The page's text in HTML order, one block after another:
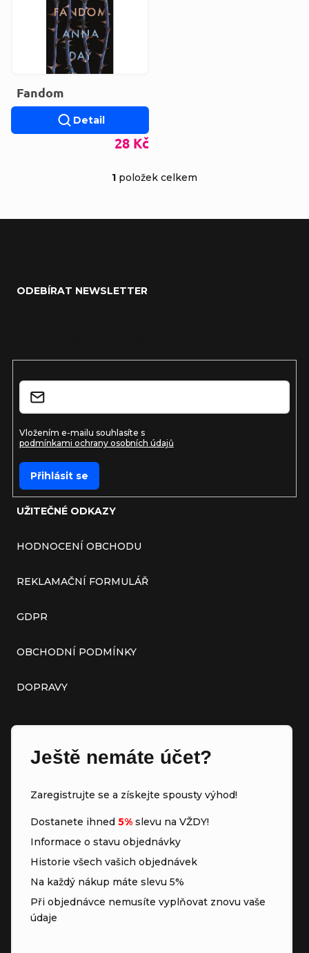
Fandom
28 Kč
Detail
1 položek celkem
UŽITEČNÉ ODKAZY
HODNOCENÍ OBCHODU
REKLAMAČNÍ FORMULÁŘ
GDPR
OBCHODNÍ PODMÍNKY
DOPRAVY
Ještě nemáte účet?
Zaregistrujte se a získejte spousty výhod!
Dostanete ihned 5% slevu na VŽDY!
Informace o stavu objednávky
Historie všech vašich objednávek
Na každý nákup máte slevu 5%
Při objednávce nemusíte vyplňovat znovu vaše
údaje
ODEBÍRAT NEWSLETTER
Vložením e-mailu souhlasíte s
podmínkami ochrany osobních údajů
Přihlásit se